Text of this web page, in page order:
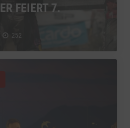
FEIERT 7.
252